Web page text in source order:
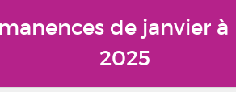
de janvier à
2025